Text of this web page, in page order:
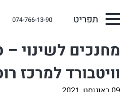
תפריט 074-766-13-90
מחנכים לשינוי –
וויטבורד למרכז